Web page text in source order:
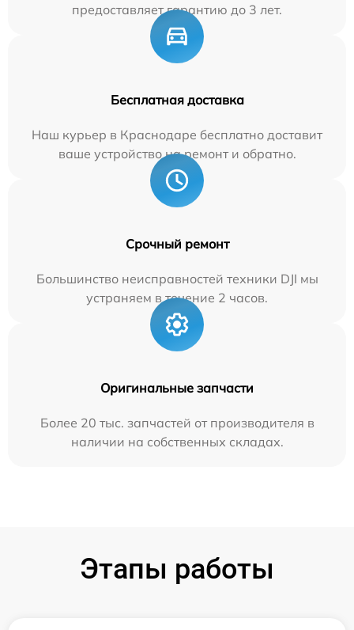
предоставляет гарантию до 3 лет.
Бесплатная доставка
Наш курьер в Краснодаре бесплатно доставит
ваше устройство на ремонт и обратно.
Срочный ремонт
Большинство неисправностей техники DJI мы
устраняем в течение 2 часов.
Оригинальные запчасти
Более 20 тыс. запчастей от производителя в
наличии на собственных складах.
Этапы работы